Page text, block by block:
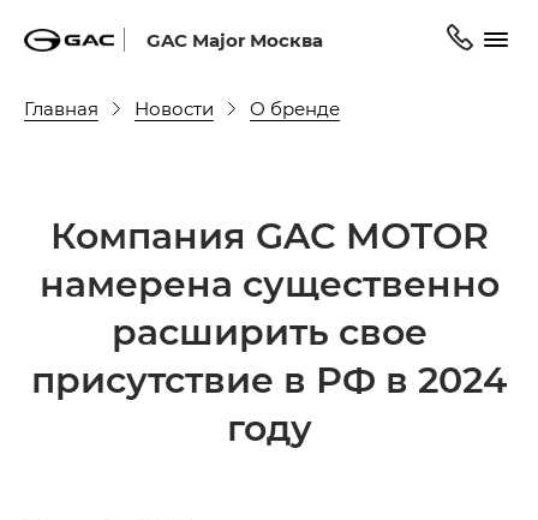
GAC Major Москва
Главная Новости О бренде
Компания GAC MOTOR
намерена существенно
расширить свое
присутствие в РФ в 2024
году